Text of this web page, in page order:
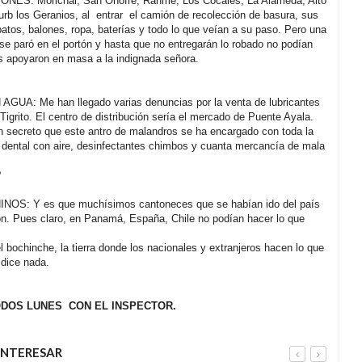
los Geranios, al entrar el camión de recolección de basura, sus
balones, ropa, baterías y todo lo que veían a su paso. Pero una
paró en el portón y hasta que no entregarán lo robado no podían
en masa a la indignada señora.
Me han llegado varias denuncias por la venta de lubricantes
El centro de distribución sería el mercado de Puente Ayala.
secreto que este antro de malandros se ha encargado con toda la
con aire, desinfectantes chimbos y cuanta mercancía de mala
Y es que muchísimos cantoneces que se habían ido del país
Pues claro, en Panamá, España, Chile no podían hacer lo que
bochinche, la tierra donde los nacionales y extranjeros hacen lo que
nada.
LUNES CON EL INSPECTOR.